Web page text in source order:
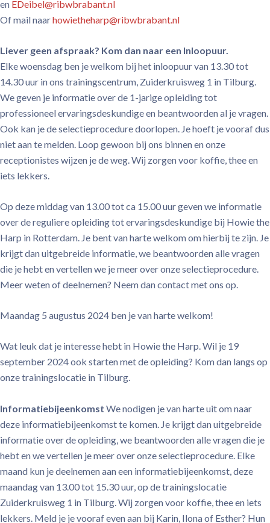
en EDeibel@ribwbrabant.nl
Of mail naarhowietheharp@ribwbrabant.nl
Liever geen afspraak? Kom dan naar een Inloopuur.
Elke woensdag ben je welkom bij het inloopuur van 13.30 tot
14.30 uur in ons trainingscentrum, Zuiderkruisweg 1 in Tilburg.
We geven je informatie over de 1-jarige opleiding tot
professioneel ervaringsdeskundige en beantwoorden al je vragen.
Ook kan je de selectieprocedure doorlopen. Je hoeft je vooraf dus
niet aan te melden. Loop gewoon bij ons binnen en onze
receptionistes wijzen je de weg. Wij zorgen voor koffie, thee en
iets lekkers.
Op deze middag van 13.00 tot ca 15.00 uur geven we informatie
over de reguliere opleiding tot ervaringsdeskundige bij Howie the
Harp in Rotterdam. Je bent van harte welkom om hierbij te zijn. Je
krijgt dan uitgebreide informatie, we beantwoorden alle vragen
die je hebt en vertellen we je meer over onze selectieprocedure.
Meer weten of deelnemen? Neem dan contact met ons op.
Maandag 5 augustus 2024 ben je van harte welkom!
Wat leuk dat je interesse hebt in Howie the Harp. Wil je 19
september 2024 ook starten met de opleiding? Kom dan langs op
onze trainingslocatie in Tilburg.
Informatiebijeenkomst We nodigen je van harte uit om naar
deze informatiebijeenkomst te komen. Je krijgt dan uitgebreide
informatie over de opleiding, we beantwoorden alle vragen die je
hebt en we vertellen je meer over onze selectieprocedure. Elke
maand kun je deelnemen aan een informatiebijeenkomst, deze
maandag van 13.00 tot 15.30 uur, op de trainingslocatie
Zuiderkruisweg 1 in Tilburg. Wij zorgen voor koffie, thee en iets
lekkers. Meld je je vooraf even aan bij Karin, Ilona of Esther? Hun